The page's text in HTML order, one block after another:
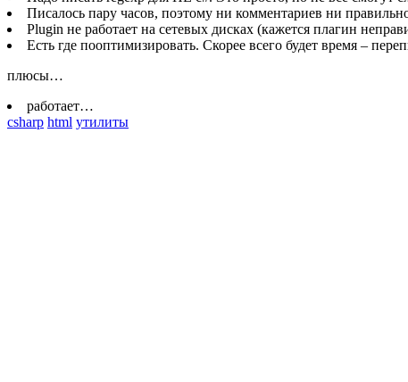
Писалось пару часов, поэтому ни комментариев ни
Plugin не работает на сетевых дисках (кажется плагин
Есть где пооптимизировать. Скорее всего будет время –
плюсы…
работает…
csharp html утилиты